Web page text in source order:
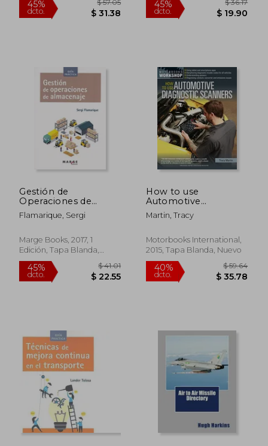
45% 45%
dcto.
Gestión de
Operaciones de
Almacenaje
Flamarique, Sergi
Marge Books, 2017, 1
Edición, Tapa Blanda,
Nuevo
45% $ 41.01
How to use
Automotive
Diagnostic Scanners:
- Understand Obd-I
Troubleshoot
Diagnostic Error
- Select the. Tools
and Code Readers
Martin, Tracy
Motorbooks International,
2015, Tapa Blanda, Nuevo
40%